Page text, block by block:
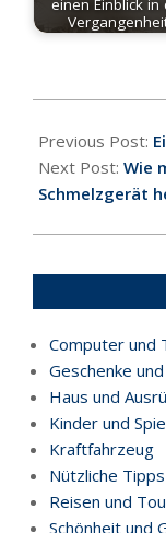
einen Einblick in
01-
24
Previous Post:
Next Post: Wie
Schmelzgerät
Computer und
Geschenke
Haus und
Kinder und
Kraftfahrzeug
Nützliche Tipps
Reisen und
Schönheit und